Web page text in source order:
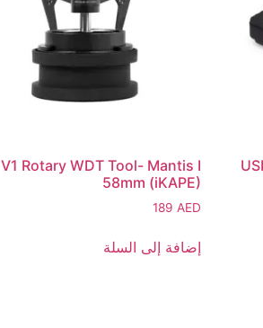
V1 Rotary WDT Tool- Mantis I
58mm (iKAPE)
189 AED
إضافة إلى السلة